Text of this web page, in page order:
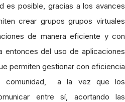
es posible, gracias a los avances
crear grupos grupos virtuales
de manera eficiente y con
entonces del uso de aplicaciones
permiten gestionar con eficiencia
comunidad, a la vez que los
entre sí, acortando las